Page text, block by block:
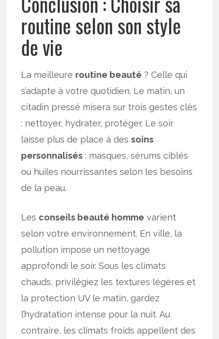
routine selon son style
de vie
La meilleure routine beauté ? Celle qui
s’adapte à votre quotidien. Le matin, un
citadin pressé misera sur trois gestes clés
: nettoyer, hydrater, protéger. Le soir
laisse plus de place à dessoins
personnalisés : masques, sérums ciblés
ou huiles nourrissantes selon les besoins
de la peau.
Les conseils beauté homme varient
selon votre environnement. En ville, la
pollution impose un nettoyage
approfondi le soir. Sous les climats
chauds, privilégiez les textures légères et
la protection UV le matin, gardez
l’hydratation intense pour la nuit. Au
contraire, les climats froids appellent des